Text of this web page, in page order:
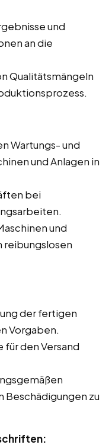
und
an die
Qualitätsmängeln
Wartungs- und
und Anlagen in
bei
und
reibungslosen
der fertigen
Vorgaben.
den Versand
Beschädigungen zu